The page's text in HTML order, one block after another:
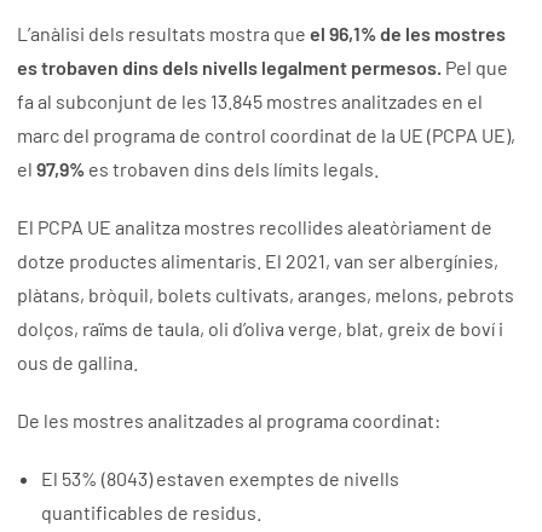
L’anàlisi dels resultats mostra queel 96,1% de les mostres
es trobaven dins dels nivells legalment permesos. Pel que
fa al subconjunt de les 13.845 mostres analitzades en el
marc del programa de control coordinat de la UE (PCPA UE),
el97,9% es trobaven dins dels límits legals.
El PCPA UE analitza mostres recollides aleatòriament de
dotze productes alimentaris. El 2021, van ser albergínies,
plàtans, bròquil, bolets cultivats, aranges, melons, pebrots
dolços, raïms de taula, oli d’oliva verge, blat, greix de boví i
ous de gallina.
De les mostres analitzades al programa coordinat:
El 53% (8043) estaven exemptes de nivells
quantificables de residus.